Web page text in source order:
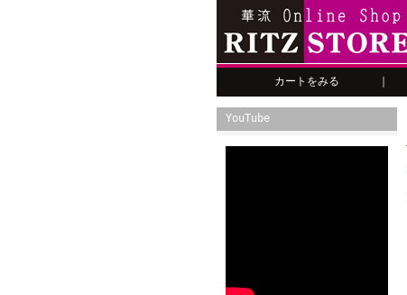
カートをみる
YouTube